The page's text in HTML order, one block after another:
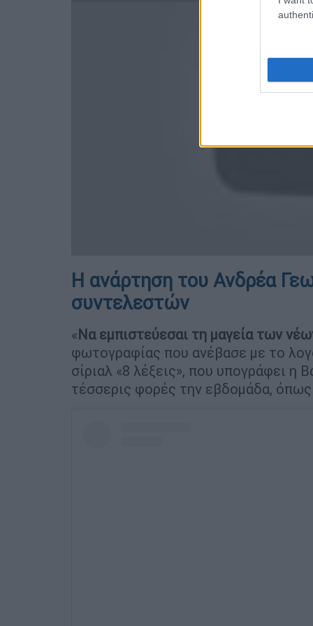
Η ανάρτηση του Ανδρέα
συντελεστών
« Να εμπιστεύεσαι τη μαγεία των
φωτογραφίας που ανέβασε με το
σίριαλ «8 λέξεις», που υπογράφει η
τέσσερις φορές την εβδομάδα, όπως